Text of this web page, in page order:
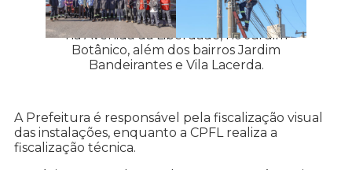
Reordenamento de cabos foi realizado
na Avenida da Liberdade, no Jardim
Botânico, além dos bairros Jardim
Bandeirantes e Vila Lacerda.
A Prefeitura é responsável pela fiscalização visual
das instalações, enquanto a CPFL realiza a
fiscalização técnica.